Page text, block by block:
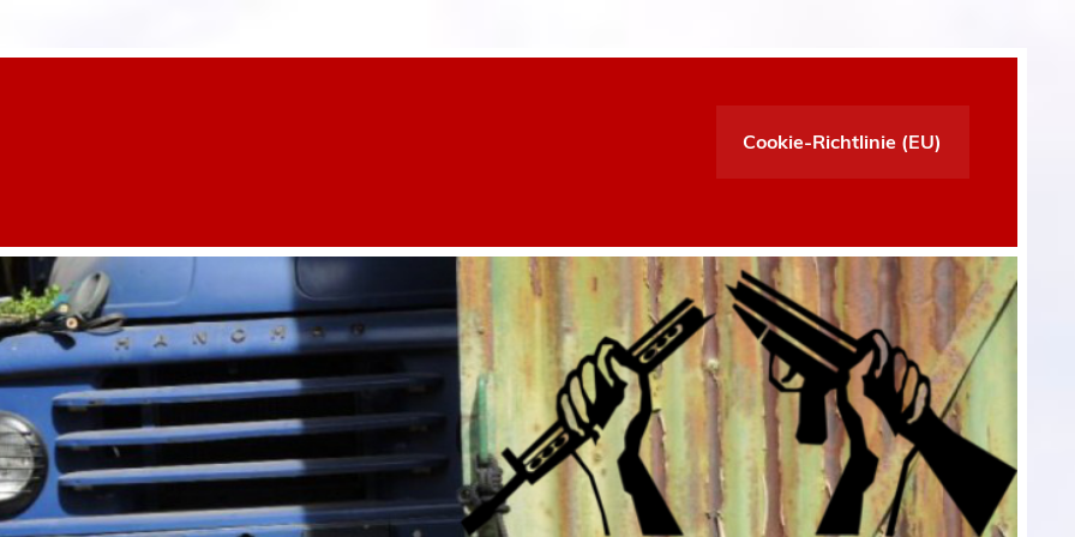
Cookie-Richtlinie (EU)